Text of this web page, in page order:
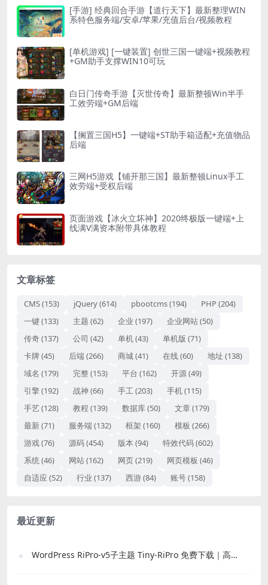
[手游] 经典回合手游【道行天下】最新整理WIN
系特色服务端/安卓/苹果/充值后台/视频教程
[单机游戏] [一键装置] 创世三国一键端+视频教程
+GM助手支撑WIN10可玩
白日门传奇手游【灭世传奇】最新整顿Win半手
工效劳端+GM后端
【搁置三国H5】一键端+ST助手箱适配+充值物品
后端
三网H5游戏【铺开那三国】最新整顿Linux手工
效劳端+受权后端
页面游戏【冰火立坏神】2020终极版一键端+上
线满V满资本附带具体教程
文章标签
CMS(153) jQuery(614) pbootcms(194) PHP(204)
一键(133) 主题 (62) 企业 (197) 企业网站(50)
传奇(137) 公司 (42) 单机(43) 单机版 (71)
卡牌 (45) 后端(266) 商城(41) 在线(60) 地址 (138)
域名 (179) 完整(153) 平台 (162) 开源(49)
引擎(192) 战神 (66) 手工(203) 手机(115)
手艺(128) 教程 (139) 数据库(50) 文章 (179)
最新 (71) 服务端(132) 框架 (160) 模板 (266)
游戏(76) 源码(454) 版本 (94) 特效代码(602)
系统(46) 网站(162) 网页(219) 网页模板 (46)
自适应 (52) 行业 (137) 西游(84) 账号(158)
最近更新
WordPress RiPro-v5子主题 Tiny-RiPro 免费下载｜高转化资源站必备